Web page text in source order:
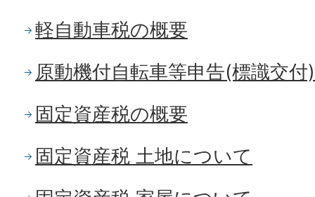
軽自動車税の概要
原動機付自転車等申告(標識交付
固定資産税の概要
固定資産税 土地について